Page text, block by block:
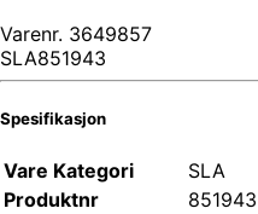
Varenr. 3649857
SLA851943
Spesifikasjon
Vare Kategori
SLA
Produktnr
851943